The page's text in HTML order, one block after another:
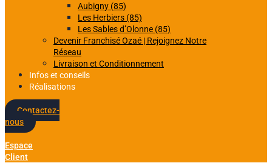
Aubigny (85)
Les Herbiers (85)
Les Sables d’Olonne (85)
Devenir Franchisé Ozaé | Rejoignez Notre
Réseau
Livraison et Conditionnement
Infos et conseils
Réalisations
Contactez-
nous
Espace
Client